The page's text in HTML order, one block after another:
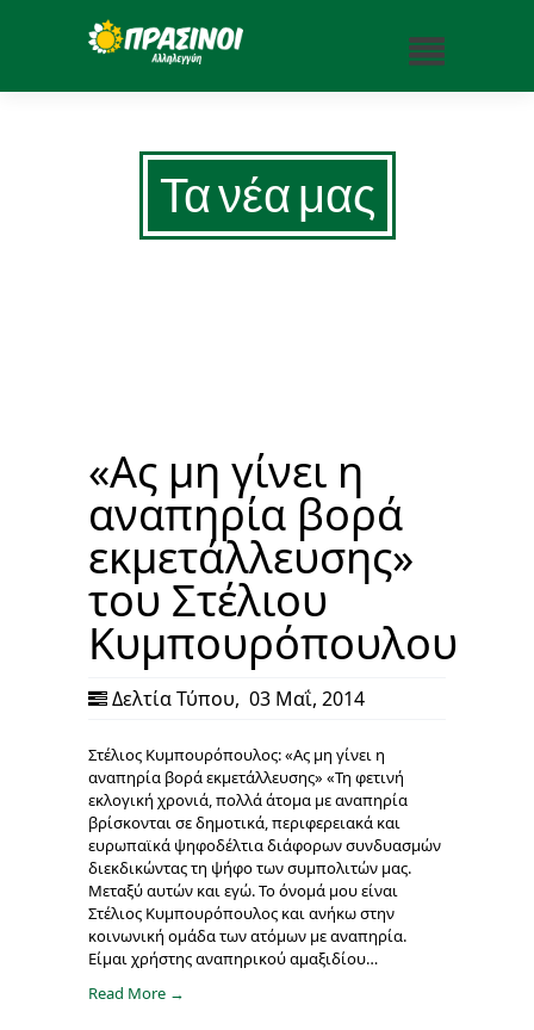
Τα νέα μας
«Ας μη γίνει η
αναπηρία βορά
εκμετάλλευσης»
του Στέλιου
Κυμπουρόπουλου
Δελτία Τύπου, 03 Μαΐ, 2014
Στέλιος Κυμπουρόπουλος: «Ας μη γίνει η
αναπηρία βορά εκμετάλλευσης» «Τη φετινή
εκλογική χρονιά, πολλά άτομα με αναπηρία
βρίσκονται σε δημοτικά, περιφερειακά και
ευρωπαϊκά ψηφοδέλτια διάφορων συνδυασμών
διεκδικώντας τη ψήφο των συμπολιτών μας.
Μεταξύ αυτών και εγώ. Το όνομά μου είναι
Στέλιος Κυμπουρόπουλος και ανήκω στην
κοινωνική ομάδα των ατόμων με αναπηρία.
Είμαι χρήστης αναπηρικού αμαξιδίου…
Read More →